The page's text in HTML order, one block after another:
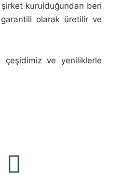
kurulduğundan beri
olarak üretilir ve
çeşidimiz ve yeniliklerle